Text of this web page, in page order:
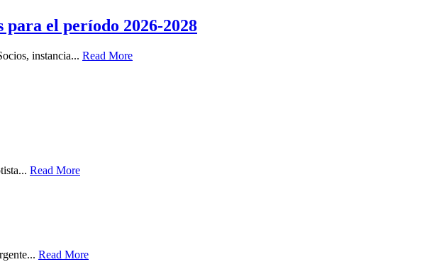
para el período 2026-2028
instancia... Read More
Read More
Read More